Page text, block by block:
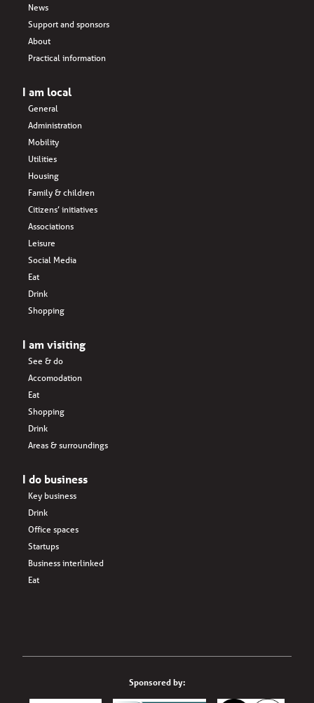
News
Support and sponsors
About
Practical information
I am local
General
Administration
Mobility
Utilities
Housing
Family & children
Citizens’ initiatives
Associations
Leisure
Social Media
Eat
Drink
Shopping
I am visiting
See & do
Accomodation
Eat
Shopping
Drink
Areas & surroundings
I do business
Key business
Drink
Office spaces
Startups
Business interlinked
Eat
Sponsored by: